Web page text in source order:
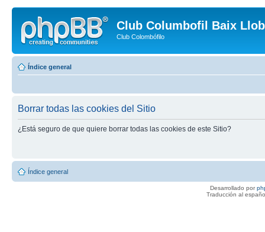
Club Columbofil Baix
Club Colombófilo
Índice general
Borrar todas las cookies del Sitio
¿Está seguro de que quiere borrar todas las cookies de este Sitio?
Índice general
Desarrollado por
Traducción al